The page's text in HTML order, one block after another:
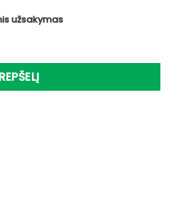
užsakymas
769eur Nauja RITĖ